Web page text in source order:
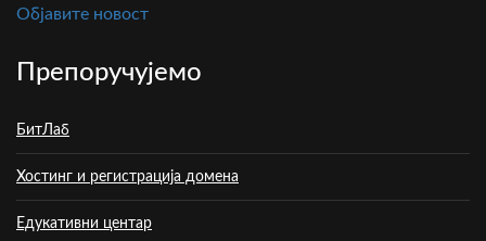
Oбјавите новост
Препоручујемо
БитЛаб
Хостинг и регистрација домена
Едукативни центар